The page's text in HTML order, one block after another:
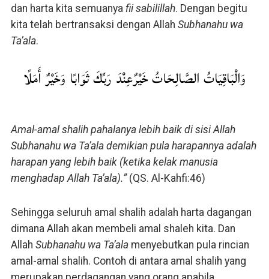
dan harta kita semuanyafii sabilillah. Dengan begitu
kita telah bertransaksi dengan Allah Subhanahu wa
Ta’ala.
وَالْبَاقِيَاتُ الصَّالِحَاتُ خَيْرٌعِنْدَ رَبِّكَ ثَوَابًا وَخَيْرٌ أَمَلًا
Amal-amal shalih pahalanya lebih baik di sisi Allah
Subhanahu wa Ta’ala demikian pula harapannya adalah
harapan yang lebih baik (ketika kelak manusia
menghadap Allah Ta’ala).” (QS. Al-Kahfi:46)
Sehingga seluruh amal shalih adalah harta dagangan
dimana Allah akan membeli amal shaleh kita. Dan
Allah Subhanahu wa Ta’alamenyebutkan pula rincian
amal-amal shalih. Contoh di antara amal shalih yang